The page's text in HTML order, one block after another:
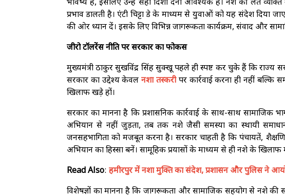
भविष्य है, इसलिए उन्हें सही दिशा देना आवश्यक है। नशे की लत व्यक्ति
प्रभाव डालती है। एंटी चिट्टा डे के माध्यम से युवाओं को यह संदेश दिया
की ओर ध्यान दें। इसके लिए विभिन्न जागरूकता कार्यक्रम, संवाद और
जीरो टॉलरेंस नीति पर सरकार का फोकस
मुख्यमंत्री ठाकुर सुखविंद्र सिंह सुक्खू पहले ही स्पष्ट कर चुके हैं कि राज्य
सरकार का उद्देश्य केवल नशा तस्करीपर कार्रवाई करना ही नहीं
खिलाफ खड़े हों।
सरकार का मानना है कि प्रशासनिक कार्रवाई के साथ-साथ सामाजिक
अभियान से नहीं जुड़ता, तब तक नशे जैसी समस्या का स्थायी
जनसहभागिता को मजबूत करना है। सरकार चाहती है कि पंचायतें,
अभियान का हिस्सा बनें। सामूहिक प्रयासों के माध्यम से ही नशे के
Read Also: हमीरपुर में नशा मुक्ति का संदेश, प्रशासन और पुलिस ने
विशेषज्ञों का मानना है कि जागरूकता और सामाजिक सहयोग से नशे की